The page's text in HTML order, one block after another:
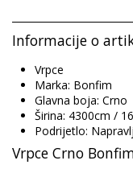
Informacije o
Vrpce
Marka: Bonfim
Glavna boja: Crno
Širina: 4300cm /
Podrijetlo:
Vrpce Crno